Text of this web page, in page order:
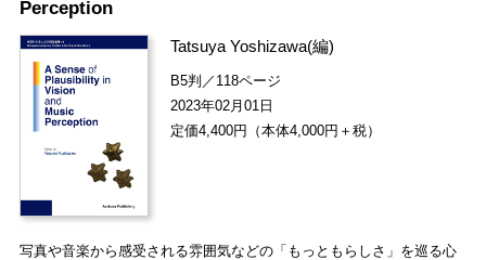
Perception
Tatsuya Yoshizawa(編)
B5判／118ページ
2023年02月01日
定価4,400円（本体4,000円＋税）
写真や音楽から感受される雰囲気などの「もっともらしさ」を巡る心